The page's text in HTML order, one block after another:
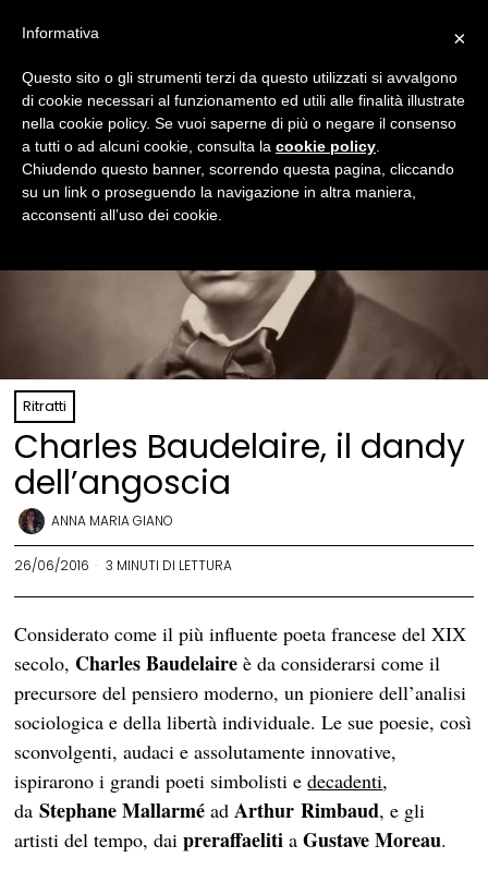
Ritratti
Charles Baudelaire, il dandy
dell’angoscia
ANNA MARIA GIANO
26/06/2016 3 MINUTI DI LETTURA
Considerato come il più influente poeta francese del XIX
secolo, Charles Baudelaire è da considerarsi come il
precursore del pensiero moderno, un pioniere dell’analisi
sociologica e della libertà individuale. Le sue poesie, così
sconvolgenti, audaci e assolutamente innovative,
ispirarono i grandi poeti simbolisti edecadenti,
da Stephane Mallarmé ad Arthur Rimbaud, e gli
artisti del tempo, daipreraffaeliti a Gustave Moreau.
×
Informativa
Questo sito o gli strumenti terzi da questo utilizzati si avvalgono
di cookie necessari al funzionamento ed utili alle finalità illustrate
nella cookie policy. Se vuoi saperne di più o negare il consenso
a tutti o ad alcuni cookie, consulta la cookie policy
Chiudendo questo banner, scorrendo questa pagina, cliccando
su un link o proseguendo la navigazione in altra maniera,
acconsenti all’uso dei cookie.